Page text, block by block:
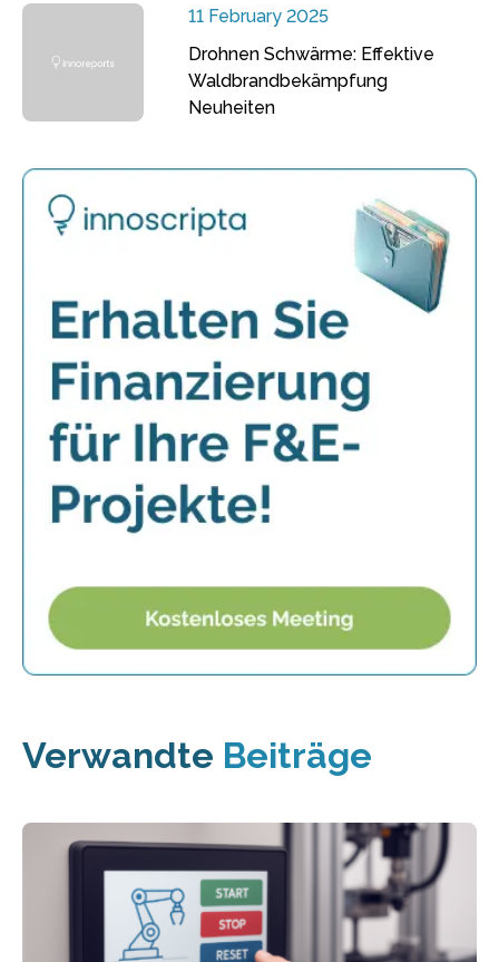
11 February 2025
Drohnen Schwärme: Effektive
Waldbrandbekämpfung
Neuheiten
Verwandte Beiträge